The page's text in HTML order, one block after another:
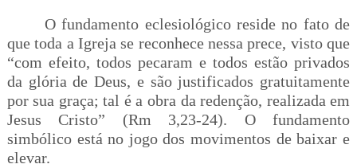
O fundamento eclesiológico reside no fato de
que toda a Igreja se reconhece nessa prece, visto que
“com efeito, todos pecaram e todos estão privados
da glória de Deus, e são justificados gratuitamente
por sua graça; tal é a obra da redenção, realizada em
Jesus Cristo” (Rm 3,23-24). O fundamento
simbólico está no jogo dos movimentos de baixar e
elevar.